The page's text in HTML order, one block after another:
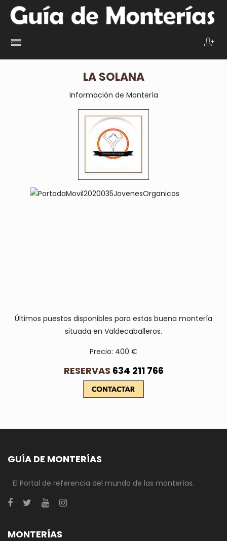
LA SOLANA
Información de Montería
Últimos puestos disponibles para estas buena montería
situada en Valdecaballeros.
Precio: 400 €
RESERVAS 634 211 766
GUÍA DE MONTERÍAS
El Portal de referencia del mundo de las monterías.
MONTERÍAS